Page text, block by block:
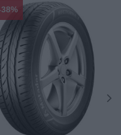
38%